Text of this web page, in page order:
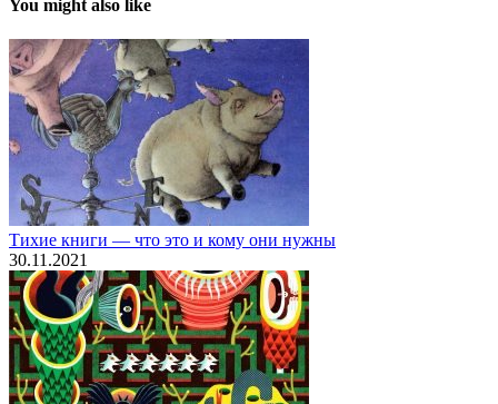
You might also like
Тихие книги — что это и кому они нужны
30.11.2021